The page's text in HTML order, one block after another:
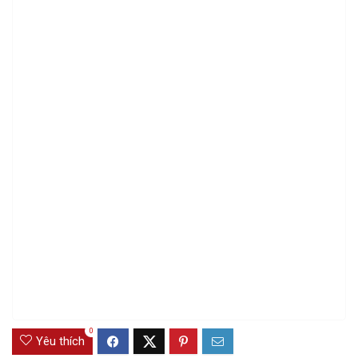
Yêu thích
0